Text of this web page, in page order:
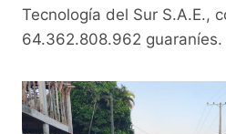
Tecnología del Sur S.A.E.,
64.362.808.962 guaraníes.